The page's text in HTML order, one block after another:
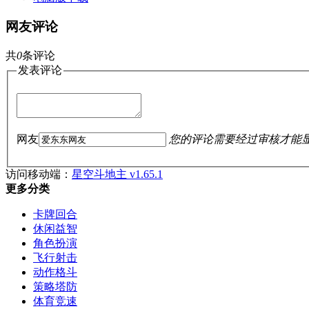
网友评论
共0条评论
发表评论
网友 您的评论需要经过审核才能
访问移动端： 星空斗地主 v1.65.1
更多分类
卡牌回合
休闲益智
角色扮演
飞行射击
动作格斗
策略塔防
体育竞速